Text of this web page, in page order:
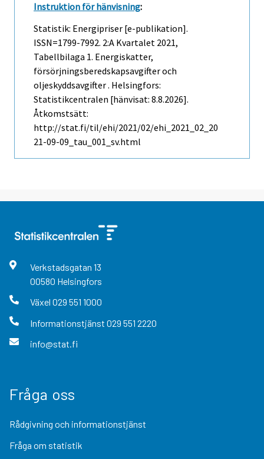
Instruktion för hänvisning:
Statistik: Energipriser [e-publikation].
ISSN=1799-7992. 2:a Kvartalet 2021,
Tabellbilaga 1. Energiskatter,
försörjningsberedskapsavgifter och
oljeskyddsavgifter . Helsingfors:
Statistikcentralen [hänvisat: 8.8.2026].
Åtkomstsätt:
http://stat.fi/til/ehi/2021/02/ehi_2021_02_20
21-09-09_tau_001_sv.html
Verkstadsgatan 13
00580 Helsingfors
Växel 029 551 1000
Informationstjänst 029 551 2220
info@stat.fi
Fråga oss
Rådgivning och informationstjänst
Fråga om statistik